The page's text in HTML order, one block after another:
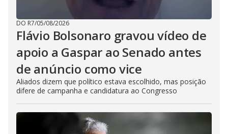
DO R7/05/08/2026
Flávio Bolsonaro gravou vídeo de
apoio a Gaspar ao Senado antes
de anúncio como vice
Aliados dizem que político estava escolhido, mas posição
difere de campanha e candidatura ao Congresso